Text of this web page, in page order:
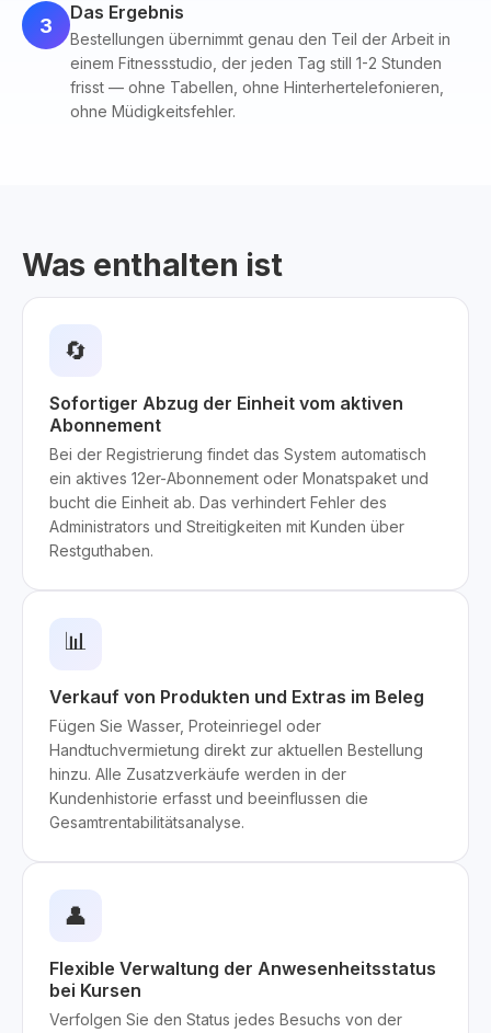
3
Das Ergebnis
Bestellungen übernimmt genau den Teil der Arbeit in
einem Fitnessstudio, der jeden Tag still 1-2 Stunden
frisst — ohne Tabellen, ohne Hinterhertelefonieren,
ohne Müdigkeitsfehler.
Was enthalten ist
🔄
Sofortiger Abzug der Einheit vom aktiven
Abonnement
Bei der Registrierung findet das System automatisch
ein aktives 12er-Abonnement oder Monatspaket und
bucht die Einheit ab. Das verhindert Fehler des
Administrators und Streitigkeiten mit Kunden über
Restguthaben.
📊
Verkauf von Produkten und Extras im Beleg
Fügen Sie Wasser, Proteinriegel oder
Handtuchvermietung direkt zur aktuellen Bestellung
hinzu. Alle Zusatzverkäufe werden in der
Kundenhistorie erfasst und beeinflussen die
Gesamtrentabilitätsanalyse.
👤
Flexible Verwaltung der Anwesenheitsstatus
bei Kursen
Verfolgen Sie den Status jedes Besuchs von der